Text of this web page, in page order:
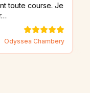
Je
Chambery
mais je